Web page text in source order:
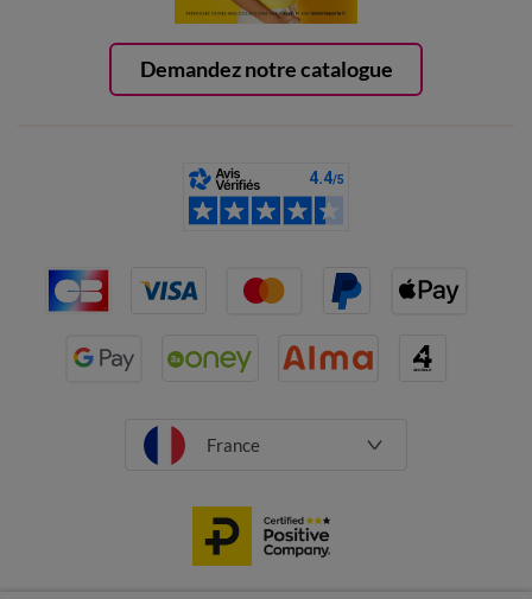
Demandez notre catalogue
France